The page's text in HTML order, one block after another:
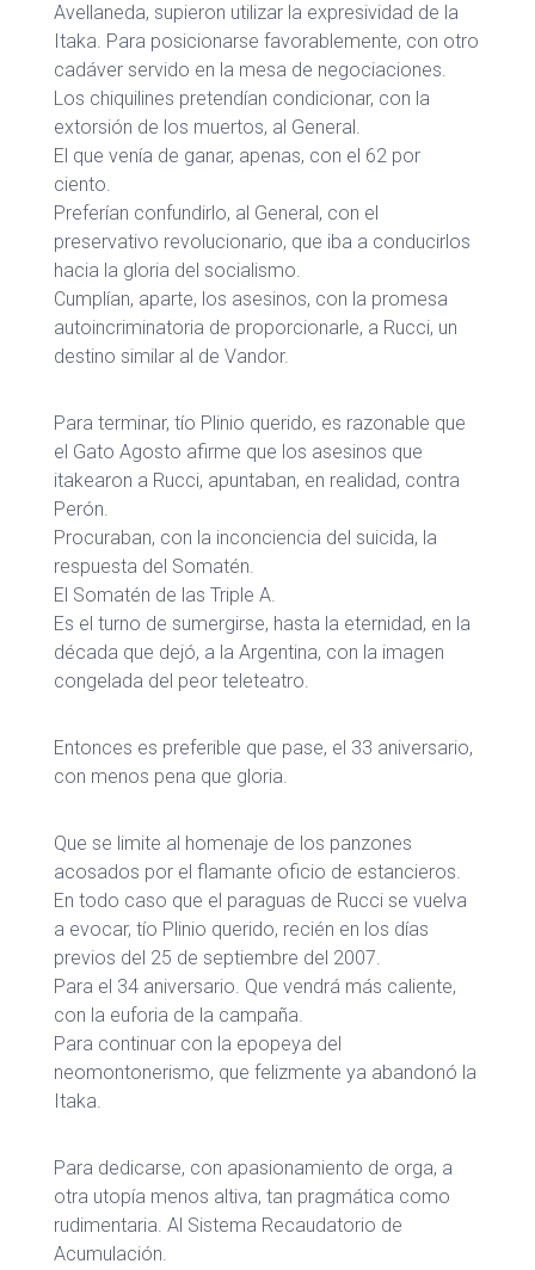
Avellaneda, supieron utilizar la expresividad de la
Itaka. Para posicionarse favorablemente, con otro
cadáver servido en la mesa de negociaciones.
Los chiquilines pretendían condicionar, con la
extorsión de los muertos, al General.
El que venía de ganar, apenas, con el 62 por
ciento.
Preferían confundirlo, al General, con el
preservativo revolucionario, que iba a conducirlos
hacia la gloria del socialismo.
Cumplían, aparte, los asesinos, con la promesa
autoincriminatoria de proporcionarle, a Rucci, un
destino similar al de Vandor.
Para terminar, tío Plinio querido, es razonable que
el Gato Agosto afirme que los asesinos que
itakearon a Rucci, apuntaban, en realidad, contra
Perón.
Procuraban, con la inconciencia del suicida, la
respuesta del Somatén.
El Somatén de las Triple A.
Es el turno de sumergirse, hasta la eternidad, en la
década que dejó, a la Argentina, con la imagen
congelada del peor teleteatro.
Entonces es preferible que pase, el 33 aniversario,
con menos pena que gloria.
Que se limite al homenaje de los panzones
acosados por el flamante oficio de estancieros.
En todo caso que el paraguas de Rucci se vuelva
a evocar, tío Plinio querido, recién en los días
previos del 25 de septiembre del 2007.
Para el 34 aniversario. Que vendrá más caliente,
con la euforia de la campaña.
Para continuar con la epopeya del
neomontonerismo, que felizmente ya abandonó la
Itaka.
Para dedicarse, con apasionamiento de orga, a
otra utopía menos altiva, tan pragmática como
rudimentaria. Al Sistema Recaudatorio de
Acumulación.